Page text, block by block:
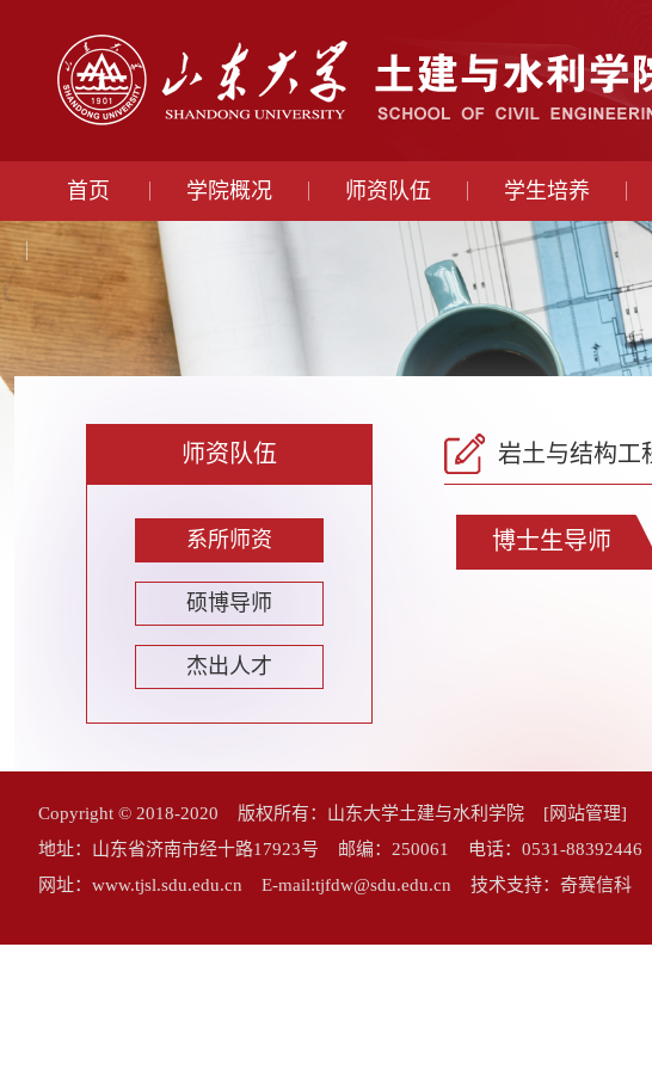
首页 学院概况 师资队伍 学生培养
师资队伍
系所师资
硕博导师
杰出人才
岩土与结构工
博士生导师
Copyright © 2018-2020 版权所有：山东大学土建与水利学院 [网站管理]
地址：山东省济南市经十路17923号 邮编：250061 电话：0531-
网址：www.tjsl.sdu.edu.cn E-mail:tjfdw@sdu.edu.cn 技术支持：奇赛信科